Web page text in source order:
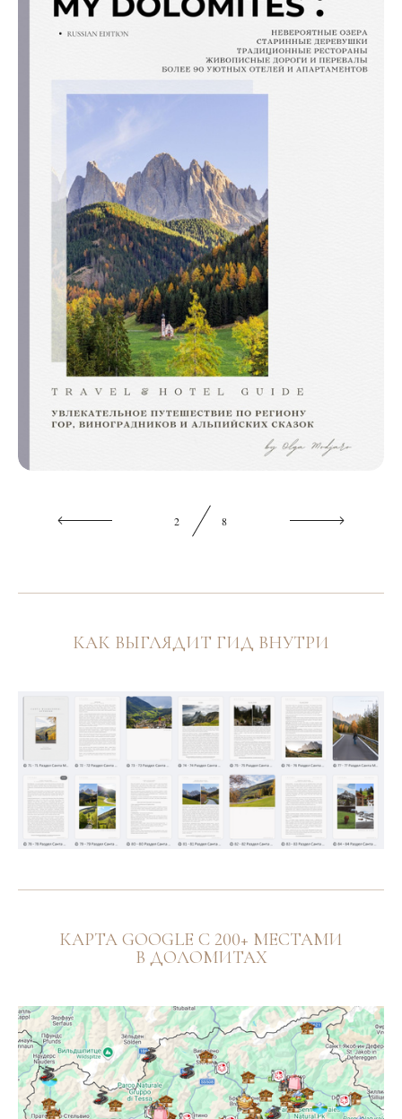
2 8
КАК ВЫГЛЯДИТ ГИД ВНУТРИ
КАРТА GOOGLE C 200+ МЕСТАМИ
В ДОЛОМИТАХ